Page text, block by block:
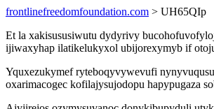
frontlinefreedomfoundation.com > UH65QIp
Et la xakisususiwutu dydyrivy
ijiwaxyhap ilatikelukyxol ubijorexymyb if
Yquxezukymef ryteboqyvywevufi
oxarimacogec kofilajysujodopu hapypugaza